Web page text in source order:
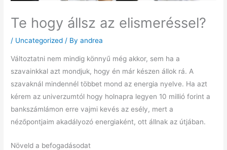
Te hogy állsz az elismeréssel?
/ Uncategorized / Byandrea
Változtatni nem mindig könnyű még akkor, sem ha a
szavainkkal azt mondjuk, hogy én már készen állok rá. A
szavaknál mindennél többet mond az energia nyelve. Ha azt
kérem az univerzumtól hogy holnapra legyen 10 millió forint a
bankszámlámon erre vajmi kevés az esély, mert a
nézőpontjaim akadályozó energiaként, ott állnak az útjában.
Növeld a befogadásodat